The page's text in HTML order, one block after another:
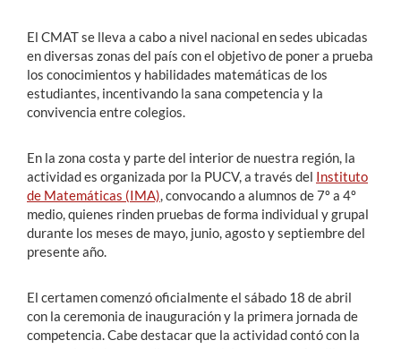
El CMAT se lleva a cabo a nivel nacional en sedes ubicadas
en diversas zonas del país con el objetivo de poner a prueba
los conocimientos y habilidades matemáticas de los
estudiantes, incentivando la sana competencia y la
convivencia entre colegios.
En la zona costa y parte del interior de nuestra región, la
actividad es organizada por la PUCV, a través del Instituto
de Matemáticas (IMA) , convocando a alumnos de 7º a 4º
medio, quienes rinden pruebas de forma individual y grupal
durante los meses de mayo, junio, agosto y septiembre del
presente año.
El certamen comenzó oficialmente el sábado 18 de abril
con la ceremonia de inauguración y la primera jornada de
competencia. Cabe destacar que la actividad contó con la